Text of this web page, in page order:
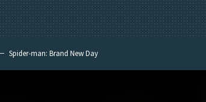
Spider-man: Brand New Day